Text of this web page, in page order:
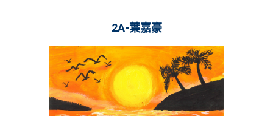
2A-葉嘉豪